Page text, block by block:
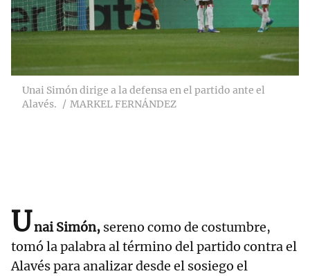
Unai Simón dirige a la defensa en el partido ante el
Alavés.
MARKEL FERNÁNDEZ
Unai Simón, sereno como de costumbre,
tomó la palabra al término del partido contra el
Alavés para analizar desde el sosiego el